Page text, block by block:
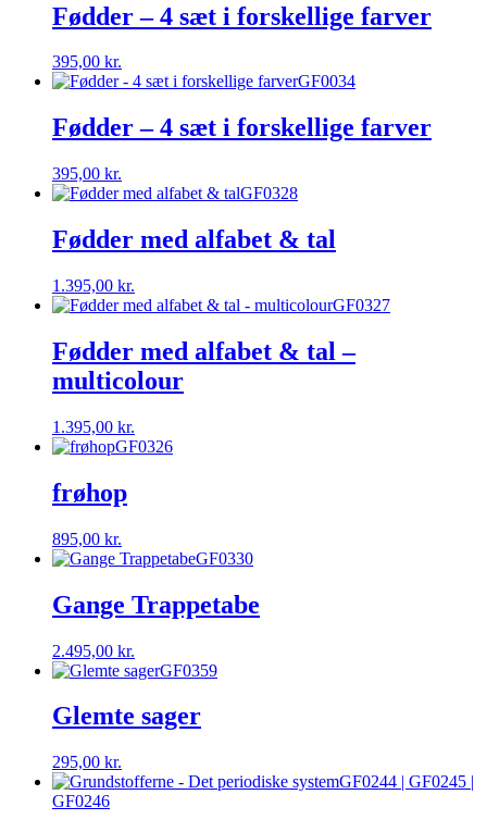
Fødder – 4 sæt i forskellige farver
395,00 kr.
GF0034
Fødder – 4 sæt i forskellige farver
395,00 kr.
GF0328
Fødder med alfabet & tal
1.395,00 kr.
GF0327
Fødder med alfabet & tal –
multicolour
1.395,00 kr.
GF0326
frøhop
895,00 kr.
GF0330
Gange Trappetabe
2.495,00 kr.
GF0359
Glemte sager
295,00 kr.
GF0244 | GF0245 |
GF0246